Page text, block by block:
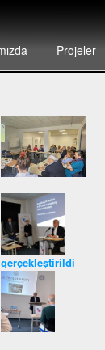
Projeler
gerçekleştirildi